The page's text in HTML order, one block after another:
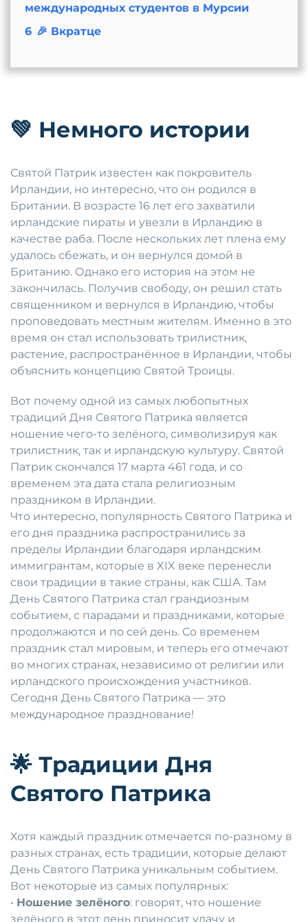
международных студентов в Мурсии
6 🎉 Вкратце
💚 Немного истории
Святой Патрик известен как покровитель
Ирландии, но интересно, что он родился в
Британии. В возрасте 16 лет его захватили
ирландские пираты и увезли в Ирландию в
качестве раба. После нескольких лет плена ему
удалось сбежать, и он вернулся домой в
Британию. Однако его история на этом не
закончилась. Получив свободу, он решил стать
священником и вернулся в Ирландию, чтобы
проповедовать местным жителям. Именно в это
время он стал использовать трилистник,
растение, распространённое в Ирландии, чтобы
объяснить концепцию Святой Троицы.
Вот почему одной из самых любопытных
традиций Дня Святого Патрика является
ношение чего-то зелёного, символизируя как
трилистник, так и ирландскую культуру. Святой
Патрик скончался 17 марта 461 года, и со
временем эта дата стала религиозным
праздником в Ирландии.
Что интересно, популярность Святого Патрика и
его дня праздника распространились за
пределы Ирландии благодаря ирландским
иммигрантам, которые в XIX веке перенесли
свои традиции в такие страны, как США. Там
День Святого Патрика стал грандиозным
событием, с парадами и праздниками, которые
продолжаются и по сей день. Со временем
праздник стал мировым, и теперь его отмечают
во многих странах, независимо от религии или
ирландского происхождения участников.
Сегодня День Святого Патрика — это
международное празднование!
🌟 Традиции Дня
Святого Патрика
Хотя каждый праздник отмечается по-разному в
разных странах, есть традиции, которые делают
День Святого Патрика уникальным событием.
Вот некоторые из самых популярных:
• Ношение зелёного: говорят, что ношение
зелёного в этот день приносит удачу и